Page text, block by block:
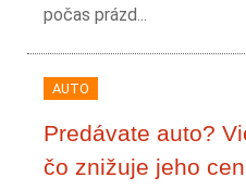
počas prázd...
AUTO
Predávate auto?
čo znižuje jeho